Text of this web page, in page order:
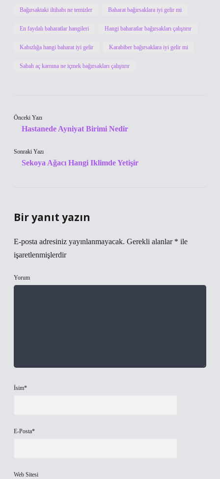
Bağırsaktaki iltihabı ne temizler Baharat bağırsaklara iyi gelir mi
En faydalı baharatlar hangileri Hangi baharatlar bağırsakları çalıştırır
Kabızlığa hangi baharat iyi gelir Karabiber bağırsaklara iyi gelir mi
Sabah aç karnına ne içmek bağırsakları çalıştırır
Önceki Yazı
Hastanede Ayniyat Birimi Nedir
Sonraki Yazı
Sekoya Ağacı Hangi Iklimde Yetişir
Bir yanıt yazın
E-posta adresiniz yayınlanmayacak. Gerekli alanlar * ile
işaretlenmişlerdir
Yorum
İsim*
E-Posta*
Web Sitesi